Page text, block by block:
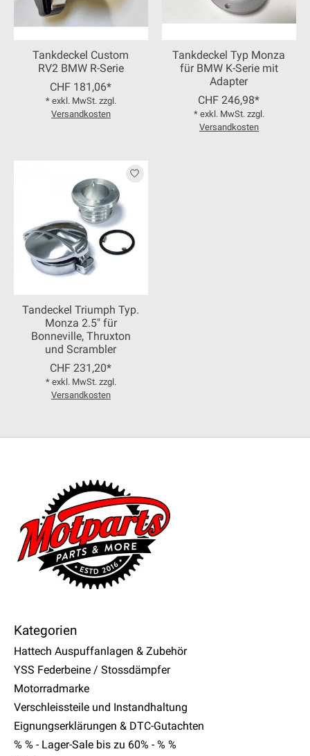
Tankdeckel Custom
RV2 BMW R-Serie
CHF 181,06*
* exkl. MwSt. zzgl.
Versandkosten
Tankdeckel Typ Monza
für BMW K-Serie mit
Adapter
CHF 246,98*
* exkl. MwSt. zzgl.
Versandkosten
Tandeckel Triumph Typ.
Monza 2.5" für
Bonneville, Thruxton
und Scrambler
CHF 231,20*
* exkl. MwSt. zzgl.
Versandkosten
Kategorien
Hattech Auspuffanlagen & Zubehör
YSS Federbeine / Stossdämpfer
Motorradmarke
Verschleissteile und Instandhaltung
Eignungserklärungen & DTC-Gutachten
% % - Lager-Sale bis zu 60% - % %